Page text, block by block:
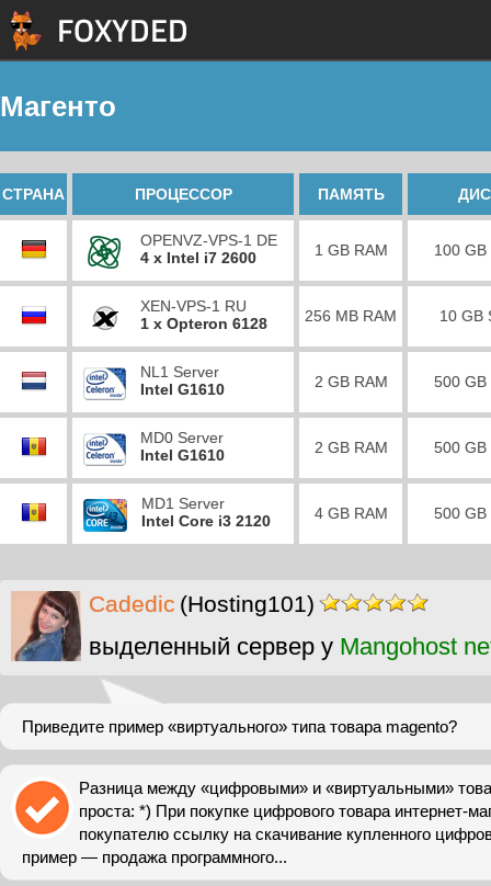
Магенто
СТРАНА ПРОЦЕССОР ПАМЯТЬ
OPENVZ-VPS-1 DE
4 x Intel i7 2600
1 GB RAM 100 GB
XEN-VPS-1 RU
1 x Opteron 6128
256 MB RAM 10 GB
NL1 Server
Intel G1610
2 GB RAM 500 GB
MD0 Server
Intel G1610
2 GB RAM 500 GB
MD1 Server
Intel Core i3 2120
4 GB RAM 500 GB
Cadedic (Hosting101)
выделенный сервер у Mangohost
Приведите пример «виртуального» типа товара magento?
Разница между «цифровыми» и «виртуальными»
проста: *) При покупке цифрового товара интернет-
покупателю ссылку на скачивание купленного
пример — продажа программного...